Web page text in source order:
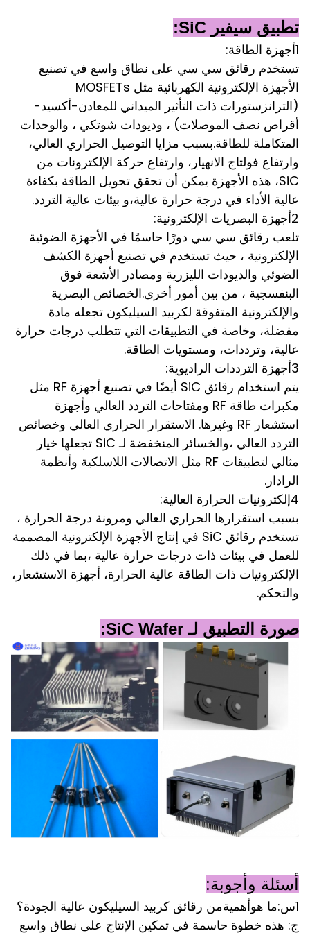
تطبيق سيفير SiC:
1أجهزة الطاقة:
تستخدم رقائق سي سي على نطاق واسع في تصنيع
الأجهزة الإلكترونية الكهربائية مثل MOSFETs
(الترانزستورات ذات التأثير الميداني للمعادن-أكسيد-
أقراص نصف الموصلات) ، وديودات شوتكي ، والوحدات
المتكاملة للطاقة.بسبب مزايا التوصيل الحراري العالي،
وارتفاع فولتاج الانهيار، وارتفاع حركة الإلكترونات من
SiC، هذه الأجهزة يمكن أن تحقق تحويل الطاقة بكفاءة
عالية الأداء في درجة حرارة عالية،و بيئات عالية التردد.
2أجهزة البصريات الإلكترونية:
تلعب رقائق سي سي دورًا حاسمًا في الأجهزة الضوئية
الإلكترونية ، حيث تستخدم في تصنيع أجهزة الكشف
الضوئي والديودات الليزرية ومصادر الأشعة فوق
البنفسجية ، من بين أمور أخرى.الخصائص البصرية
والإلكترونية المتفوقة لكربيد السيليكون تجعله مادة
مفضلة، وخاصة في التطبيقات التي تتطلب درجات حرارة
عالية، وترددات، ومستويات الطاقة.
3أجهزة الترددات الراديوية:
يتم استخدام رقائق SiC أيضًا في تصنيع أجهزة RF مثل
مكبرات طاقة RF ومفتاحات التردد العالي وأجهزة
استشعار RF وغيرها. الاستقرار الحراري العالي وخصائص
التردد العالي ،والخسائر المنخفضة لـ SiC تجعلها خيار
مثالي لتطبيقات RF مثل الاتصالات اللاسلكية وأنظمة
الرادار.
4إلكترونيات الحرارة العالية:
بسبب استقرارها الحراري العالي ومرونة درجة الحرارة ،
تستخدم رقائق SiC في إنتاج الأجهزة الإلكترونية المصممة
للعمل في بيئات ذات درجات حرارة عالية ،بما في ذلك
الإلكترونيات ذات الطاقة عالية الحرارة، أجهزة الاستشعار،
والتحكم.
صورة التطبيق لـ SiC Wafer:
أسئلة وأجوبة:
1س: ما هوأهميةمن رقائق كربيد السيليكون عالية الجودة؟
ج: هذه خطوة حاسمة في تمكين الإنتاج على نطاق واسع